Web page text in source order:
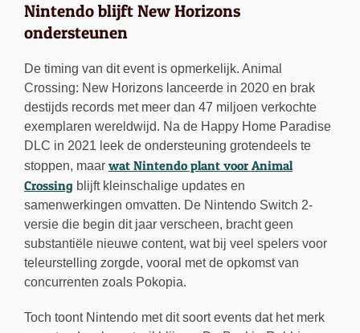
Nintendo blijft New Horizons
ondersteunen
De timing van dit event is opmerkelijk. Animal
Crossing: New Horizons lanceerde in 2020 en brak
destijds records met meer dan 47 miljoen verkochte
exemplaren wereldwijd. Na de Happy Home Paradise
DLC in 2021 leek de ondersteuning grotendeels te
stoppen, maar wat Nintendo plant voor Animal
Crossing blijft kleinschalige updates en
samenwerkingen omvatten. De Nintendo Switch 2-
versie die begin dit jaar verscheen, bracht geen
substantiële nieuwe content, wat bij veel spelers voor
teleurstelling zorgde, vooral met de opkomst van
concurrenten zoals Pokopia.
Toch toont Nintendo met dit soort events dat het merk